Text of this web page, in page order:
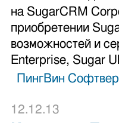
на SugarCRM
приобретении
возможностей и
Enterprise, Sugar
ПингВин Софтвер
12.12.13